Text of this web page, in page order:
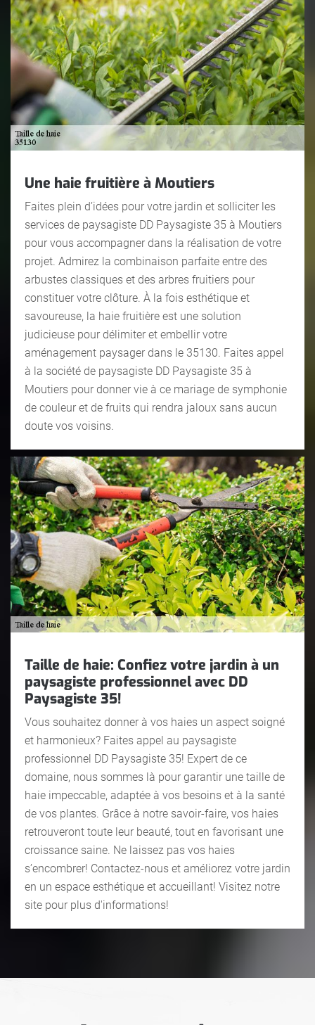
Une haie fruitière à Moutiers
Faites plein d’idées pour votre jardin et solliciter les
services de paysagiste DD Paysagiste 35 à Moutiers
pour vous accompagner dans la réalisation de votre
projet. Admirez la combinaison parfaite entre des
arbustes classiques et des arbres fruitiers pour
constituer votre clôture. À la fois esthétique et
savoureuse, la haie fruitière est une solution
judicieuse pour délimiter et embellir votre
aménagement paysager dans le 35130. Faites appel
à la société de paysagiste DD Paysagiste 35 à
Moutiers pour donner vie à ce mariage de symphonie
de couleur et de fruits qui rendra jaloux sans aucun
doute vos voisins.
Taille de haie: Confiez votre jardin à un
paysagiste professionnel avec DD
Paysagiste 35!
Vous souhaitez donner à vos haies un aspect soigné
et harmonieux? Faites appel au paysagiste
professionnel DD Paysagiste 35! Expert de ce
domaine, nous sommes là pour garantir une taille de
haie impeccable, adaptée à vos besoins et à la santé
de vos plantes. Grâce à notre savoir-faire, vos haies
retrouveront toute leur beauté, tout en favorisant une
croissance saine. Ne laissez pas vos haies
s’encombrer! Contactez-nous et améliorez votre jardin
en un espace esthétique et accueillant! Visitez notre
site pour plus d'informations!